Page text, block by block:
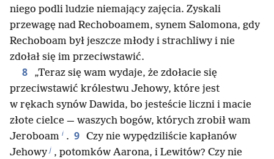
niego podli ludzie niemający zajęcia. Zyskali
przewagę nad Rechoboamem, synem Salomona, gdy
Rechoboam był jeszcze młody i strachliwy i nie
zdołał się im przeciwstawić.
8
„Teraz się wam wydaje, że zdołacie się
przeciwstawić królestwu Jehowy, które jest
w rękach synów Dawida, bo jesteście liczni i macie
złote cielce — waszych bogów, których zrobił wam
Jeroboam i . 9 Czy nie wypędziliście kapłanów
Jehowy j , potomków Aarona, i Lewitów? Czy nie